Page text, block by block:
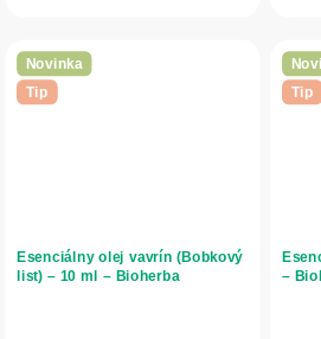
Novinka
Tip
Esenciálny olej vavrín (Bobkový
list) – 10 ml – Bioherba
Tip
–